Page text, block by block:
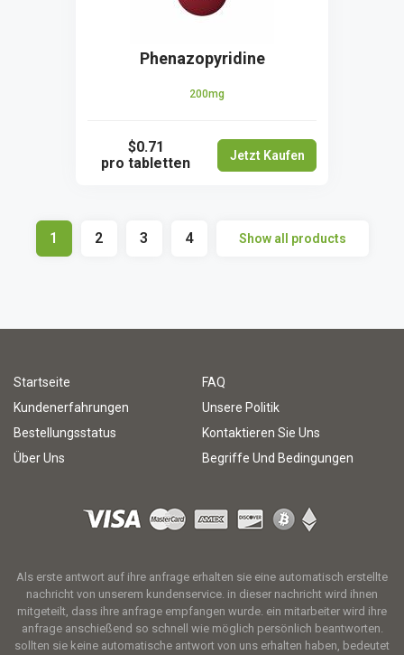
Phenazopyridine
200mg
$0.71
pro tabletten
Jetzt Kaufen
1 2 3 4 Show all products
Startseite
FAQ
Kundenerfahrungen
Unsere Politik
Bestellungsstatus
Kontaktieren Sie Uns
Über Uns
Begriffe Und Bedingungen
Als erste antwort auf ihre anfrage erhalten sie eine automatisch erstellte
nachricht von unserem kundenservice. in dieser nachricht wird ihnen
mitgeteilt, dass ihre anfrage empfangen wurde. ein mitarbeiter wird ihre
anfrage anschießend so schnell wie möglich persönlich beantworten.
sollten sie keine automatische antwort von uns erhalten haben, bedeutet